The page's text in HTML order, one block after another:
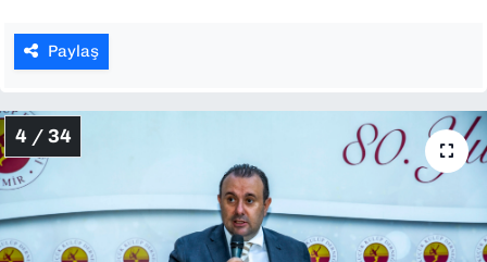
Paylaş
4 / 34